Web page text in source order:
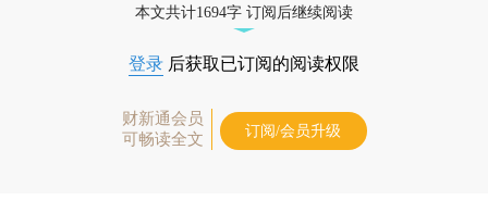
本文共计1694字 订阅后继续阅读
登录 后获取已订阅的阅读权限
财新通会员
可畅读全文
订阅/会员升级